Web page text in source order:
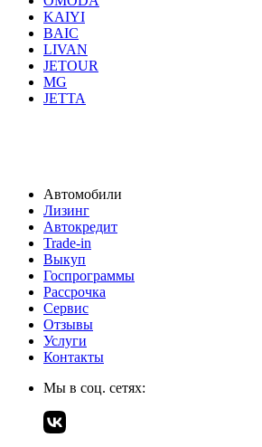
KAIYI
BAIC
LIVAN
JETOUR
MG
JETTA
Автомобили
Лизинг
Автокредит
Trade-in
Выкуп
Госпрограммы
Рассрочка
Сервис
Отзывы
Услуги
Контакты
Мы в соц. сетях: